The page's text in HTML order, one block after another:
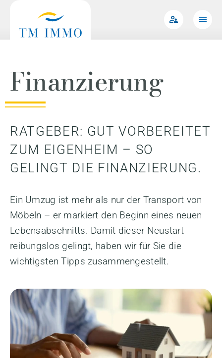
springen
Finanzierung
RATGEBER: GUT VORBEREITET
ZUM EIGENHEIM – SO
GELINGT DIE FINANZIERUNG.
Ein Umzug ist mehr als nur der Transport von
Möbeln – er markiert den Beginn eines neuen
Lebensabschnitts. Damit dieser Neustart
reibungslos gelingt, haben wir für Sie die
wichtigsten Tipps zusammengestellt.